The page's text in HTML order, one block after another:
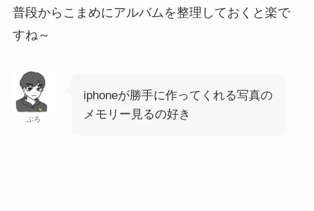
普段からこまめにアルバムを整理しておくと楽で
すね～
ぶろ
iphoneが勝手に作ってくれる写真の
メモリー見るの好き